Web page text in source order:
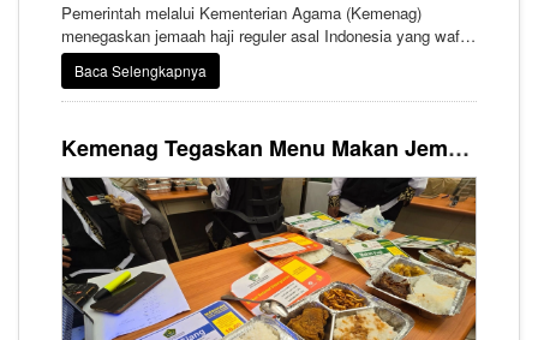
Pemerintah melalui Kementerian Agama (Kemenag)
menegaskan jemaah haji reguler asal Indonesia yang wafat
pada penyelenggaraan ibadah haji 1445 H/2024 M
mendapatkan asuransi jiwa. Ada lima jemaah yang
mendapat santunan dari Garuda Indonesia dan tiga jemaah
Baca Selengkapnya
Kemenag Tegaskan Menu Makan Jemaah Haji 2024 Bercitarasa Nusantara dan Penuhi Standar Gizi